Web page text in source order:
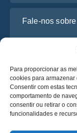
Para proporcionar as
cookies para
Consentir com estas
comportamento de
consentir ou retirar o
funcionalidades e
Li e